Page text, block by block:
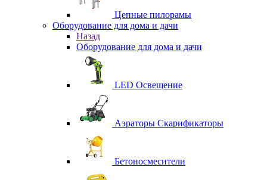
Цепные пилорамы
Оборудование для дома и дачи
Назад
Оборудование для дома и дачи
LED Освещение
Аэраторы Скарификаторы
Бетоносмесители